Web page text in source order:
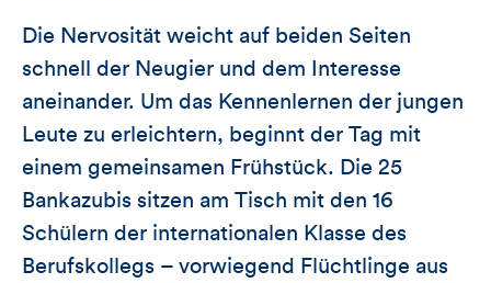
Die Nervosität weicht auf beiden Seiten
schnell der Neugier und dem Interesse
aneinander. Um das Kennenlernen der jungen
Leute zu erleichtern, beginnt der Tag mit
einem gemeinsamen Frühstück. Die 25
Bankazubis sitzen am Tisch mit den 16
Schülern der internationalen Klasse des
Berufskollegs – vorwiegend Flüchtlinge aus